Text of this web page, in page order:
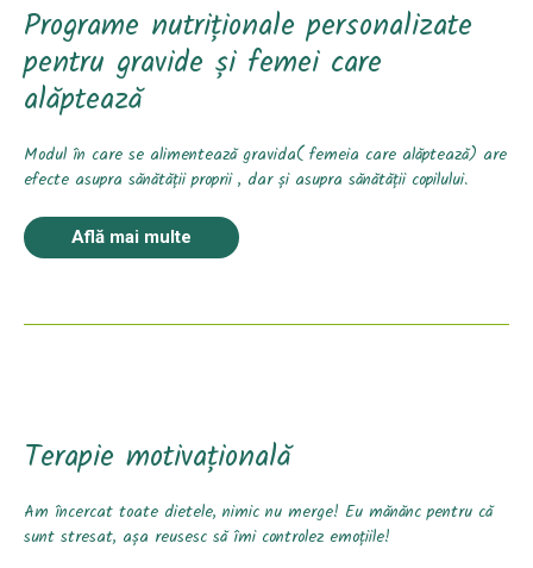
Programe nutriționale personalizate
pentru gravide și femei care
alăptează
Modul în care se alimentează gravida( femeia care alăptează) are
efecte asupra sănătății proprii , dar și asupra sănătății copilului.
Află mai multe
Terapie motivațională
Am încercat toate dietele, nimic nu merge! Eu mănănc pentru că
sunt stresat, așa reusesc să îmi controlez emoțiile!